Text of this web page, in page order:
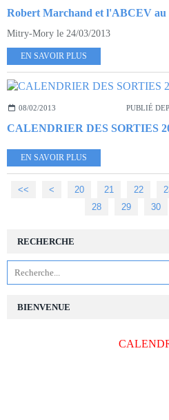
Robert Marchand et l'ABCEV
Mitry-Mory le 24/03/2013
EN SAVOIR PLUS
08/02/2013 PUBLIÉ
CALENDRIER DES SORTIES
EN SAVOIR PLUS
<< < 10
20 21 22
28
29 30
RECHERCHE
BIENVENUE